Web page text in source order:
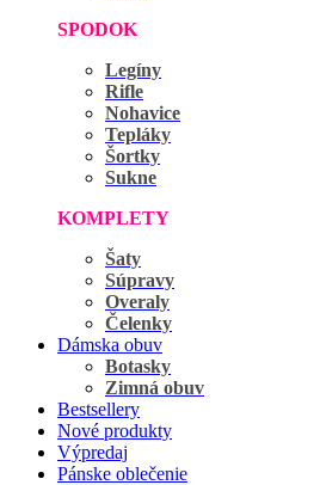
SPODOK
Legíny
Rifle
Nohavice
Tepláky
Šortky
Sukne
KOMPLETY
Šaty
Súpravy
Overaly
Čelenky
Dámska obuv
Botasky
Zimná obuv
Bestsellery
Nové produkty
Výpredaj
Pánske oblečenie